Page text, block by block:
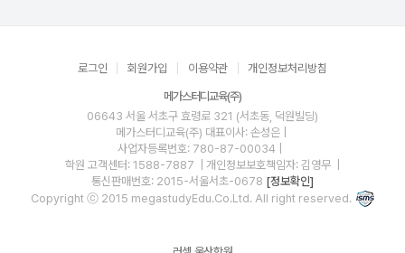
로그인 회원가입 이용약관 개인정보처리방침
메가스터디교육(주)
06643 서울 서초구 효령로 321 (서초동, 덕원빌딩)
메가스터디교육(주) 대표이사: 손성은 |
사업자등록번호: 780-87-00034
학원 고객센터: 1588-7887
| 개인정보보호책임자: 김영무
통신판매번호: 2015-서울서초-0678 [정보확인]
Copyright ⓒ 2015 megastudyEdu.Co.Ltd. All right reserved.